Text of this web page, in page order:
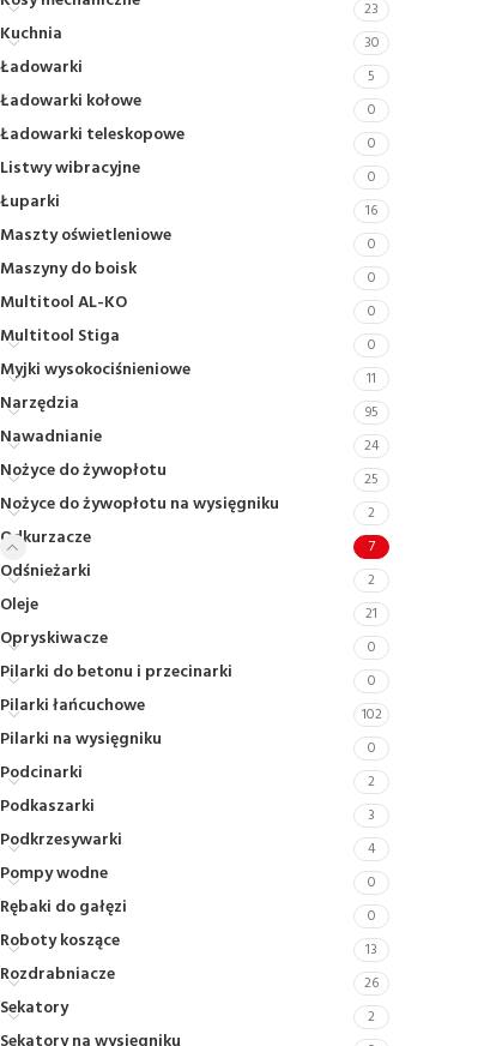
23
Kuchnia 30
Ładowarki 5
Ładowarki kołowe 0
Ładowarki teleskopowe 0
Listwy wibracyjne 0
Łuparki 16
Maszty oświetleniowe 0
Maszyny do boisk 0
Multitool AL-KO 0
Multitool Stiga 0
Myjki wysokociśnieniowe 11
Narzędzia 95
Nawadnianie 24
Nożyce do żywopłotu 25
Nożyce do żywopłotu na wysięgniku 2
Odkurzacze 7
Odśnieżarki 2
Oleje 21
Opryskiwacze 0
Pilarki do betonu i przecinarki 0
Pilarki łańcuchowe 102
Pilarki na wysięgniku 0
Podcinarki 2
Podkaszarki 3
Podkrzesywarki 4
Pompy wodne 0
Rębaki do gałęzi 0
Roboty koszące 13
Rozdrabniacze 26
Sekatory 2